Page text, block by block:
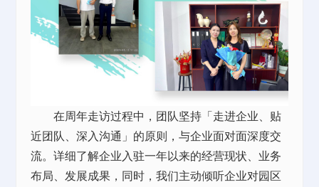
在周年走访过程中，团队坚持「走进企业、贴
近团队、深入沟通」的原则，与企业面对面深度交
流。详细了解企业入驻一年以来的经营现状、业务
布局、发展成果，同时，我们主动倾听企业对园区